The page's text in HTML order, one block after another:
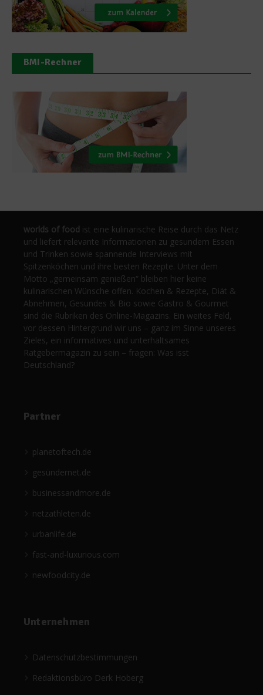
BMI-Rechner
worlds of food ist eine kulinarische Reise durch das Netz
und liefert relevante Informationen zu gesundem Essen
und Trinken sowie spannende Interviews mit
Spitzenköchen und ihre besten Rezepte. Unter dem
Motto „gemeinsam genießen“ bleiben hier keine
kulinarischen Wünsche offen. Kochen & Rezepte, Diät &
Abnehmen, Gesundes & Bio sowie Gastro & Gourmet
sind die Rubriken des Online-Magazins. Ein weites Feld,
vor dessen Hintergrund wir uns – ganz im Sinne unseres
Zieles, ein informatives und unterhaltsames
Ratgebermagazin zu sein – fragen: Was isst
Deutschland?
Partner
planetoftech.de
gesündernet.de
businessandmore.de
netzathleten.de
urbanlife.de
fast-and-luxurious.com
newfoodcity.de
Unternehmen
Datenschutzbestimmungen
Redaktionsbüro Derk Hoberg